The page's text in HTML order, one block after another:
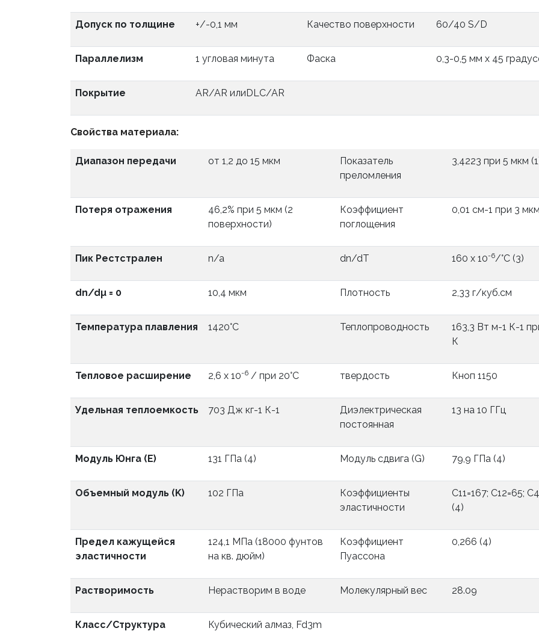
Допуск по толщине +/-0,1 мм Качество поверхности 60/40 S/D
Параллелизм 1 угловая минута Фаска 0,3-0,5 мм x 45
Покрытие AR/AR илиDLC/AR
Свойства материала:
Диапазон передачи от 1,2 до 15 мкм
Показатель
преломления
3,4223 при 5 мкм
Потеря отражения
46,2% при 5 мкм (2
поверхности)
Коэффициент
поглощения
0,01 см-1 при 3 мкм
Пик Рестстрален n/a dn/dT 160 х 10-6/°С (3)
dn/dµ = 0 10,4 мкм Плотность 2,33 г/куб.см
Температура плавления 1420°С Теплопроводность
163,3 Вт м-1 К-1
К
Тепловое расширение 2,6 х 10-6 / при 20°С твердость Кноп 1150
Удельная теплоемкость 703 Дж кг-1 К-1
Диэлектрическая
постоянная
13 на 10 ГГц
Модуль Юнга (E) 131 ГПа (4) Модуль сдвига (G) 79,9 ГПа (4)
Объемный модуль (K) 102 ГПа
Коэффициенты
эластичности
С11=167; С12=65;
(4)
Предел кажущейся
эластичности
124,1 МПа (18000 фунтов
на кв. дюйм)
Коэффициент
Пуассона
0,266 (4)
Растворимость Нерастворим в воде Молекулярный вес 28.09
Класс/Структура Кубический алмаз, Fd3m